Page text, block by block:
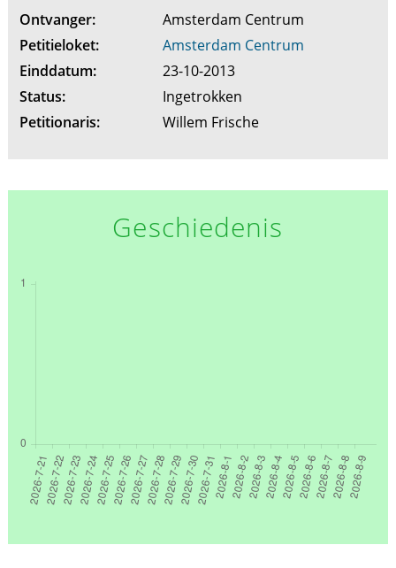
Ontvanger:
Amsterdam Centrum
Petitieloket:
Amsterdam Centrum
Einddatum:
23-10-2013
Status:
Ingetrokken
Petitionaris:
Willem Frische
Geschiedenis